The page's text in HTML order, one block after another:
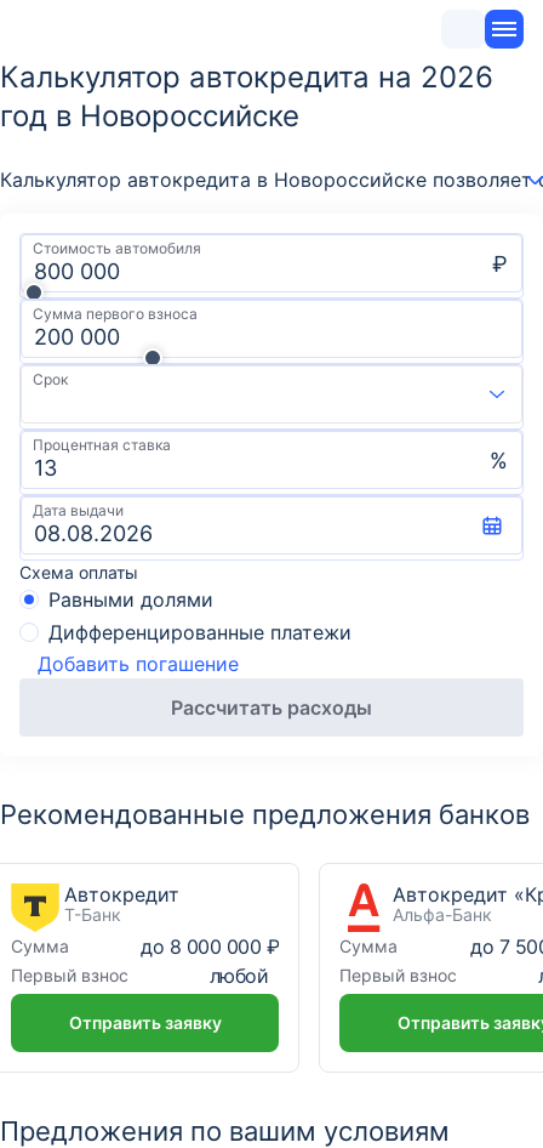
Калькулятор автокредита на 2026
год в Новороссийске
Калькулятор автокредита в Новороссийске
Стоимость автомобиля
₽
Сумма первого взноса
Срок
Процентная ставка
%
Дата выдачи
Схема оплаты
Равными долями
Дифференцированные платежи
Добавить погашение
Рассчитать расходы
Рекомендованные предложения банков
Автокредит
Т-Банк
Сумма
до 8 000 000 ₽
Первый взнос любой
Отправить заявку
Альфа-Банк
Сумма
до 7
Первый взнос
Отправить
Предложения по вашим условиям